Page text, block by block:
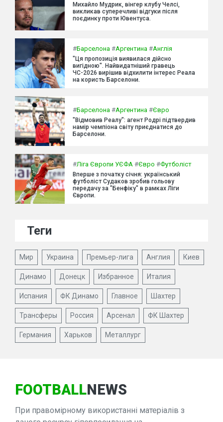
Михайло Мудрик, вінгер клубу Челсі,
викликав суперечливі відгуки після
поєдинку проти Ювентуса.
#Барселона #Аргентина #Англія
"Ця пропозиція виявилася дійсно
вигідною". Найвидатніший гравець
ЧС-2026 вирішив відхилити інтерес Реала
на користь Барселони.
#Барселона #Аргентина #Євро
"Відмовив Реалу": агент Родрі підтвердив
намір чемпіона світу приєднатися до
Барселони.
#Ліга Європи УЄФА #Євро #Футболіст
Вперше з початку січня: український
футболіст Судаков зробив гольову
передачу за "Бенфіку" в рамках Ліги
Європи.
Теги
Мир Украина Премьер-лига Англия Киев
Динамо Донецк Избранное Италия
Испания ФК Динамо Главное Шахтер
Трансферы Россия Арсенал ФК Шахтер
Германия Харьков Металлург
FOOTBALLNEWS
При правомірному використанні матеріалів з